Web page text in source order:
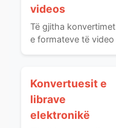
videos
Të gjitha konvertimet
e formateve të video
Konvertuesit e
librave
elektronikë